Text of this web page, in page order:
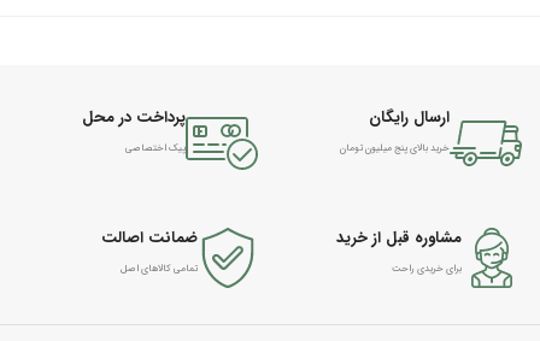
ارسال رایگان
خرید بالای پنج میلیون تومان
پرداخت در محل
پیک اختصاصی
مشاوره قبل از خرید
برای خریدی راحت
ضمانت اصالت
تمامی کالاهای اصل